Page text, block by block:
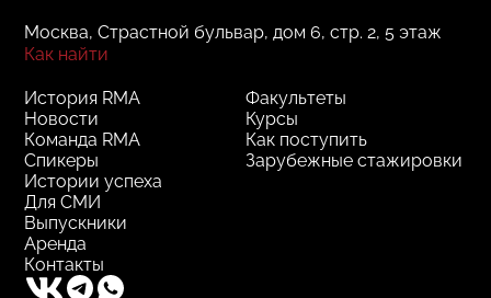
Москва, Страстной бульвар, дом 6, стр. 2, 5 этаж
Как найти
Факультеты
Курсы
Как поступить
Зарубежные стажировки
История RMA
Новости
Команда RMA
Спикеры
Истории успеха
Для СМИ
Выпускники
Аренда
Контакты